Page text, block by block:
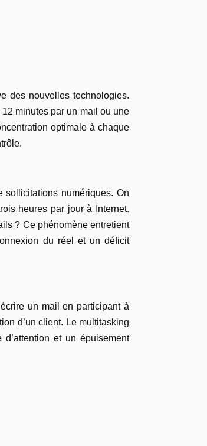
des nouvelles technologies.
minutes par un mail ou une
optimale à chaque
sollicitations numériques. On
heures par jour à Internet.
? Ce phénomène entretient
du réel et un déficit
un mail en participant à
d’un client. Le multitasking
et un épuisement